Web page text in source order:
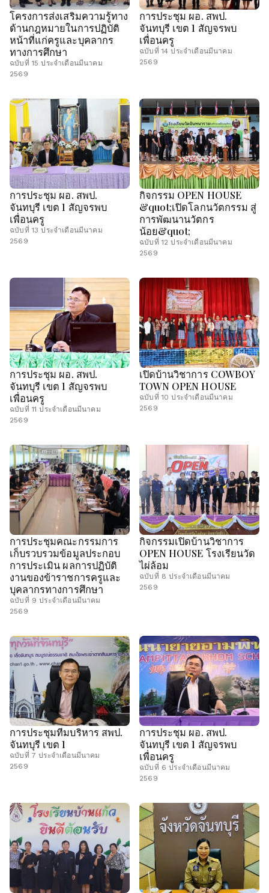
โครงการส่งเสริมความรู้ทาง
ด้านกฎหมายในการปฏิบัติ
หน้าที่แก่ครูและบุคลากร
ทางการศึกษา
ฉบับที่ 15 ประจำเดือนมีนาคม
2569
การประชุม ผอ. สพป.
จันทบุรี เขต 1 สัญจรพบ
เพื่อนครู
ฉบับที่ 14 ประจำเดือนมีนาคม
2569
การประชุม ผอ. สพป.
จันทบุรี เขต 1 สัญจรพบ
เพื่อนครู
ฉบับที่ 13 ประจำเดือนมีนาคม
2569
กิจกรรม OPEN HOUSE
&quot;เปิดโลกนวัตกรรม สู่
การพัฒนานวัตกร
น้อย&quot;
ฉบับที่ 12 ประจำเดือนมีนาคม
2569
การประชุม ผอ. สพป.
จันทบุรี เขต 1 สัญจรพบ
เพื่อนครู
ฉบับที่ 11 ประจำเดือนมีนาคม
2569
เปิดบ้านวิชาการ COWBOY
TOWN OPEN HOUSE
ฉบับที่ 10 ประจำเดือนมีนาคม
2569
การประชุมคณะกรรมการ
เก็บรวบรวมข้อมูลประกอบ
การประเมิน ผลการปฏิบัติ
งานของข้าราชการครูและ
บุคลากรทางการศึกษา
ฉบับที่ 9 ประจำเดือนมีนาคม
2569
กิจกรรมเปิดบ้านวิชาการ
OPEN HOUSE โรงเรียนวัด
ไผ่ล้อม
ฉบับที่ 8 ประจำเดือนมีนาคม
2569
การประชุมทีมบริหาร สพป.
จันทบุรี เขต 1
ฉบับที่ 7 ประจำเดือนมีนาคม
2569
การประชุม ผอ. สพป.
จันทบุรี เขต 1 สัญจรพบ
เพื่อนครู
ฉบับที่ 6 ประจำเดือนมีนาคม
2569